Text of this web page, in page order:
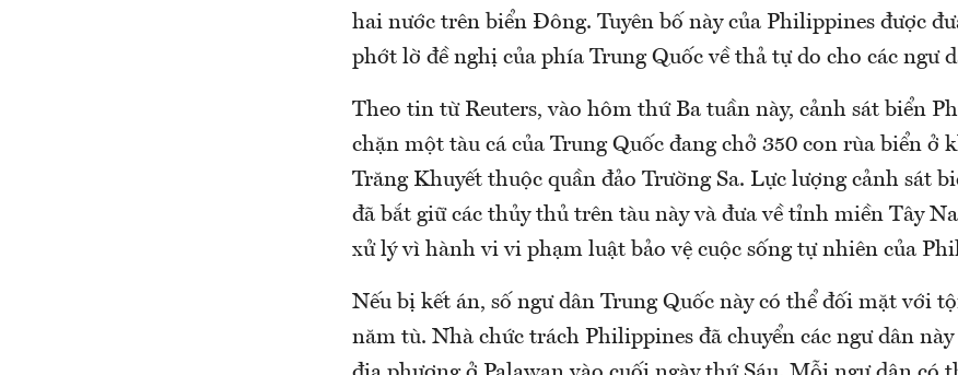
hai nước trên biển Đông. Tuyên bố này của Philippines được
phớt lờ đề nghị của phía Trung Quốc về thả tự do cho các ngư
Theo tin từ Reuters, vào hôm thứ Ba tuần này, cảnh sát biển
chặn một tàu cá của Trung Quốc đang chở 350 con rùa biển ở
Trăng Khuyết thuộc quần đảo Trường Sa. Lực lượng cảnh sát
đã bắt giữ các thủy thủ trên tàu này và đưa về tỉnh miền Tây
xử lý vì hành vi vi phạm luật bảo vệ cuộc sống tự nhiên của
Nếu bị kết án, số ngư dân Trung Quốc này có thể đối mặt với
năm tù. Nhà chức trách Philippines đã chuyển các ngư dân